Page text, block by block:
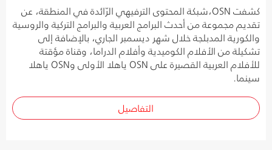
كشفت OSN،شبكة المحتوى الترفيهي الرّائدة في المنطقة، عن
تقديم مجموعة من أحدث البرامج العربية والبرامج التركية والروسية
والكورية المدبلجة خلال شهر ديسمبر الجاري، بالإضافة إلى
تشكيلة من الأفلام الكوميدية وأفلام الدراما، وقناة مؤقتة
للأفلام العربية القصيرة على OSN ياهلا الأولى وOSN ياهلا
سينما.
التفاصيل